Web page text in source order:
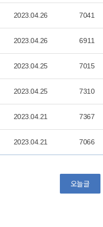
2023.04.26 7041
2023.04.26 6911
2023.04.25 7015
2023.04.25 7310
2023.04.21 7367
2023.04.21 7066
오늘글